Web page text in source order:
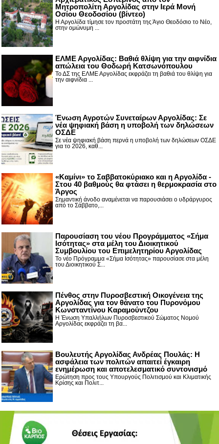
Μητροπολίτη Αργολίδας στην Ιερά Μονή
Οσίου Θεοδοσίου (βίντεο)
Η Αργολίδα τίμησε τον προστάτη της Άγιο Θεοδόσιο το Νέο,
στην ομώνυμη ...
ΕΛΜΕ Αργολίδας: Βαθιά θλίψη για την αιφνίδια
απώλεια του Θοδωρή Κατσωνόπουλου
Το ΔΣ της ΕΛΜΕ Αργολίδας εκφράζει τη βαθιά του θλίψη για
την αιφνίδια ...
Ένωση Αγροτών Συνεταίρων Αργολίδας: Σε
νέα ψηφιακή βάση η υποβολή των δηλώσεων
ΟΣΔΕ
Σε νέα ψηφιακή βάση περνά η υποβολή των δηλώσεων ΟΣΔΕ
για το 2026, καθ...
«Καμίνι» το Σαββατοκύριακο και η Αργολίδα -
Στου 40 βαθμούς θα φτάσει η θερμοκρασία στο
Άργος
Σημαντική άνοδο αναμένεται να παρουσιάσει ο υδράργυρος
από το Σάββατο,...
Παρουσίαση του νέου Προγράμματος «Σήμα
Ισότητας» στα μέλη του Διοικητικού
Συμβουλίου του Επιμελητηρίου Αργολίδας
Το νέο Πρόγραμμα «Σήμα Ισότητας» παρουσίασε στα μέλη
του Διοικητικού Σ...
Πένθος στην Πυροσβεστική Οικογένεια της
Αργολίδας για τον θάνατο του Πυρονόμου
Κωνσταντίνου Καραμούντζου
Η Ένωση Υπαλλήλων Πυροσβεστικού Σώματος Νομού
Αργολίδας εκφράζει τη βα...
Βουλευτής Αργολίδας Ανδρέας Πουλάς: Η
ασφάλεια των πολιτών απαιτεί έγκαιρη
ενημέρωση και αποτελεσματικό συντονισμό
Ερώτηση προς τους Υπουργούς Πολιτισμού και Κλιματικής
Κρίσης και Πολιτ...